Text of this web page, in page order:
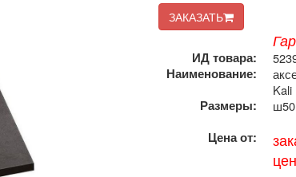
ЗАКАЗАТЬ
ИД товара:
Наименование:
Размеры:
ш50
Цена от: